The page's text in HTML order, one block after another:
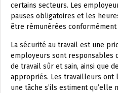
certains secteurs. Les
pauses obligatoires et les
être rémunérées conformément
La sécurité au travail est une
employeurs sont responsables
de travail sûr et sain, ainsi que
appropriés. Les travailleurs ont
une tâche s’ils estiment